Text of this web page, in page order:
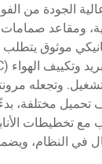
الجودة من
ومقاعد
يتطلب
وتجعله
مختلفة، بدءًا
مع تخطيطات
في النظام،